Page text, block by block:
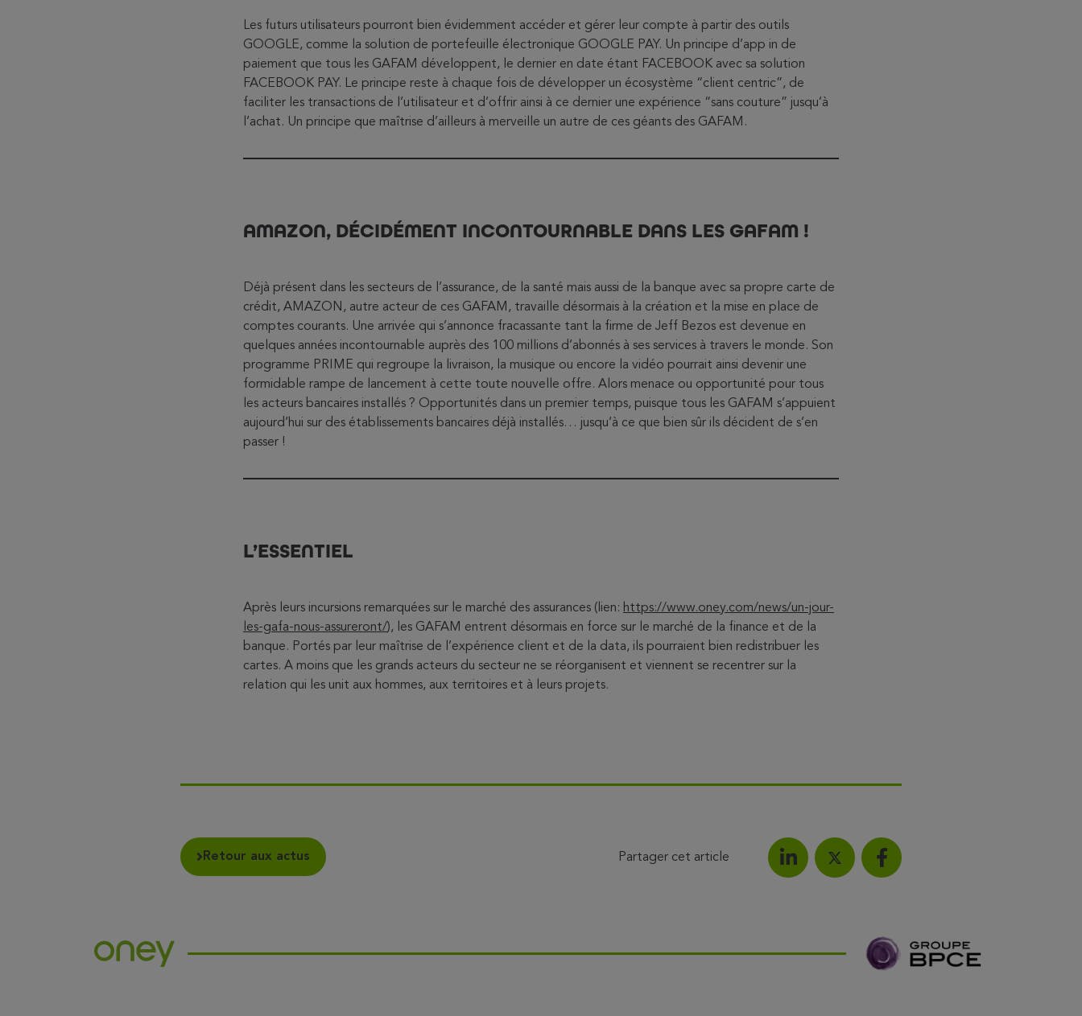
Les futurs utilisateurs pourront bien évidemment accéder et gérer leur compte à partir des outils
GOOGLE, comme la solution de portefeuille électronique GOOGLE PAY. Un principe d’app in de
paiement que tous les GAFAM développent, le dernier en date étant FACEBOOK avec sa solution
FACEBOOK PAY. Le principe reste à chaque fois de développer un écosystème “client centric”, de
faciliter les transactions de l’utilisateur et d’offrir ainsi à ce dernier une expérience “sans couture” jusqu’à
l’achat. Un principe que maîtrise d’ailleurs à merveille un autre de ces géants des GAFAM.
AMAZON, DÉCIDÉMENT INCONTOURNABLE DANS LES GAFAM !
Déjà présent dans les secteurs de l’assurance, de la santé mais aussi de la banque avec sa propre carte de
crédit, AMAZON, autre acteur de ces GAFAM, travaille désormais à la création et la mise en place de
comptes courants. Une arrivée qui s’annonce fracassante tant la firme de Jeff Bezos est devenue en
quelques années incontournable auprès des 100 millions d’abonnés à ses services à travers le monde. Son
programme PRIME qui regroupe la livraison, la musique ou encore la vidéo pourrait ainsi devenir une
formidable rampe de lancement à cette toute nouvelle offre. Alors menace ou opportunité pour tous
les acteurs bancaires installés ? Opportunités dans un premier temps, puisque tous les GAFAM s’appuient
aujourd’hui sur des établissements bancaires déjà installés… jusqu’à ce que bien sûr ils décident de s’en
passer !
L’ESSENTIEL
Après leurs incursions remarquées sur le marché des assurances (lien: https://www.oney.com/news/un-jour-
les-gafa-nous-assureront/), les GAFAM entrent désormais en force sur le marché de la finance et de la
banque. Portés par leur maîtrise de l’expérience client et de la data, ils pourraient bien redistribuer les
cartes. A moins que les grands acteurs du secteur ne se réorganisent et viennent se recentrer sur la
relation qui les unit aux hommes, aux territoires et à leurs projets.
Retour aux actus Partager cet article
Partagez l'article sur LinkedIn
Partagez l'article sur